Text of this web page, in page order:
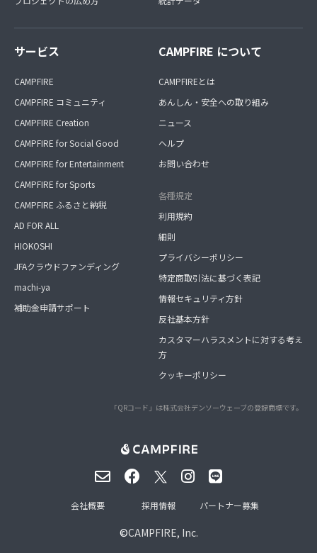
サービス
CAMPFIRE
CAMPFIRE コミュニティ
CAMPFIRE Creation
CAMPFIRE for Social Good
CAMPFIRE for Entertainment
CAMPFIRE for Sports
CAMPFIRE ふるさと納税
AD FOR ALL
HIOKOSHI
JFAクラウドファンディング
machi-ya
補助金申請サポート
CAMPFIRE について
CAMPFIREとは
あんしん・安全への取り組み
ニュース
ヘルプ
お問い合わせ
各種規定
利用規約
細則
プライバシーポリシー
特定商取引法に基づく表記
情報セキュリティ方針
反社基本方針
カスタマーハラスメントに対する考え
方
クッキーポリシー
「QRコード」は株式会社デンソーウェーブの登録商標です。
©CAMPFIRE, Inc.
会社概要 採用情報 パートナー募集